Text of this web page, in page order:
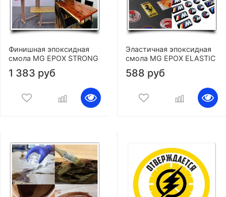
Финишная эпоксидная
смола MG EPOX STRONG
1 383 руб
Эластичная эпоксидная
смола MG EPOX ELASTIC
588 руб